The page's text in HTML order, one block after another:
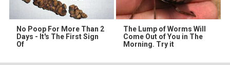
No Poop For More Than 2
Days - It's The First Sign
Of
The Lump of Worms Will
Come Out of You in The
Morning. Try it